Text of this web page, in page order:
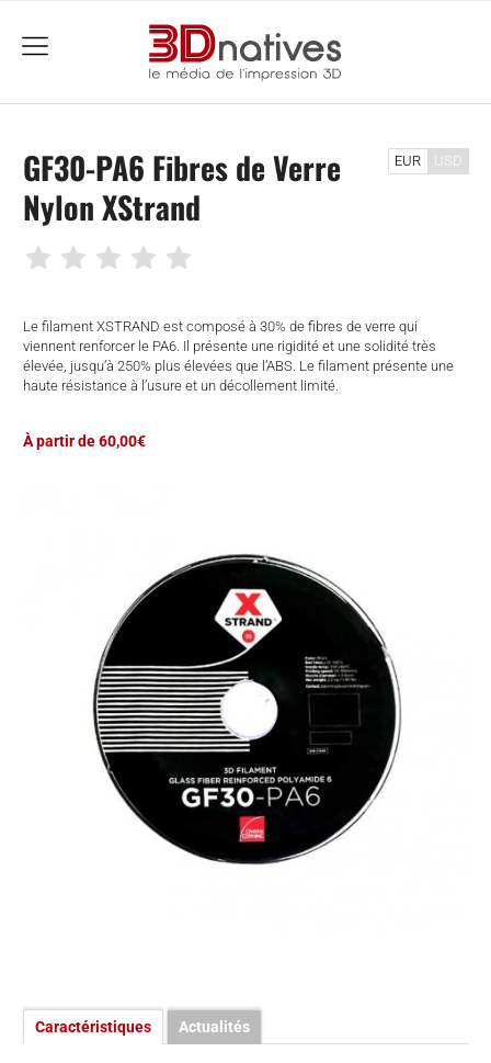
menu
GF30-PA6 Fibres de Verre
Nylon XStrand
Le filament XSTRAND est composé à 30% de fibres de verre qui
viennent renforcer le PA6. Il présente une rigidité et une solidité très
élevée, jusqu’à 250% plus élevées que l’ABS. Le filament présente une
haute résistance à l’usure et un décollement limité.
EUR USD
À partir de 60,00€
Caractéristiques Actualités